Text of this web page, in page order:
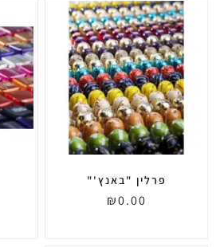
פרלין "באנץ'"
₪0.00